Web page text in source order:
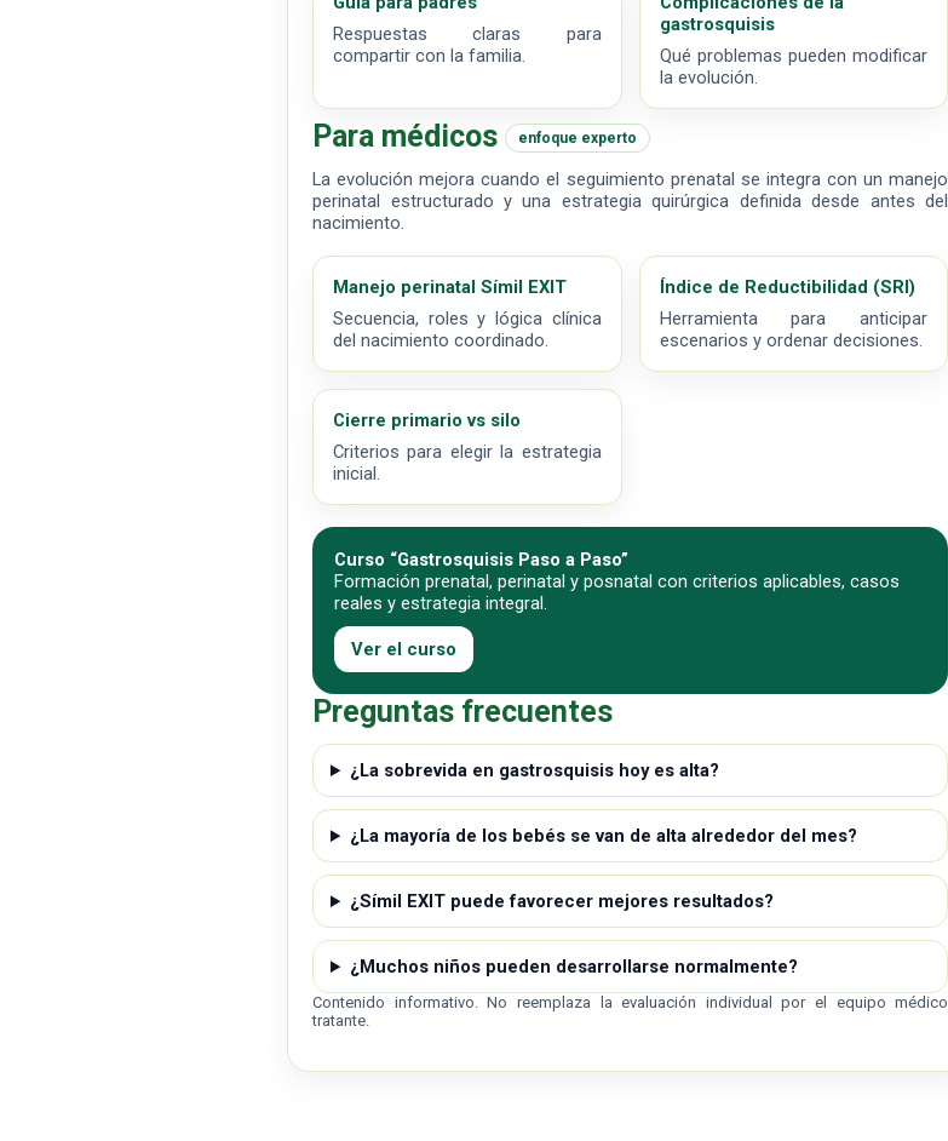
Respuestas claras para
compartir con la familia.
gastrosquisis
Qué problemas pueden modificar
la evolución.
Para médicos enfoque experto
La evolución mejora cuando el seguimiento prenatal se integra con un manejo
perinatal estructurado y una estrategia quirúrgica definida desde antes del
nacimiento.
Manejo perinatal Símil EXIT
Secuencia, roles y lógica clínica
del nacimiento coordinado.
Índice de Reductibilidad (SRI)
Herramienta para anticipar
escenarios y ordenar decisiones.
Cierre primario vs silo
Criterios para elegir la estrategia
inicial.
Curso “Gastrosquisis Paso a Paso”
Formación prenatal, perinatal y posnatal con criterios aplicables, casos
reales y estrategia integral.
Ver el curso
Preguntas frecuentes
¿La sobrevida en gastrosquisis hoy es alta?
¿La mayoría de los bebés se van de alta alrededor del mes?
¿Símil EXIT puede favorecer mejores resultados?
¿Muchos niños pueden desarrollarse normalmente?
Contenido informativo. No reemplaza la evaluación individual por el equipo médico
tratante.